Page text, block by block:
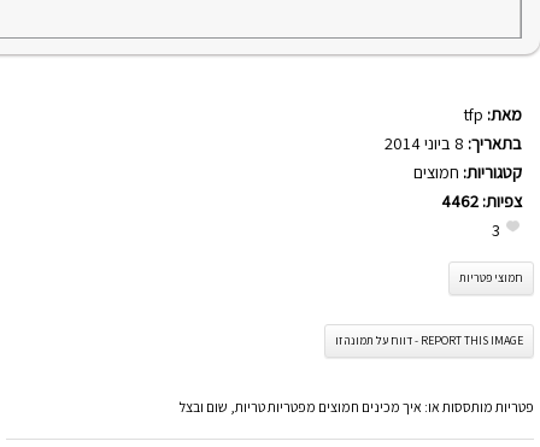
מאת: tfp
בתאריך:
קטגוריות: חמוצים
צפיות: 4462
3
חמוצי פטריות
REPORT THIS IMAGE - דווח על תמונה זו
פטריות מותססות או: איך מכינים חמוצים מפטריות טריות, שום ובצל